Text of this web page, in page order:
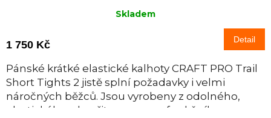
Skladem
1 750 Kč Detail
Pánské krátké elastické kalhoty CRAFT PRO Trail
Short Tights 2 jistě splní požadavky i velmi
náročných běžců. Jsou vyrobeny z odolného,
elastického, ale přitom vysoce funkčního...